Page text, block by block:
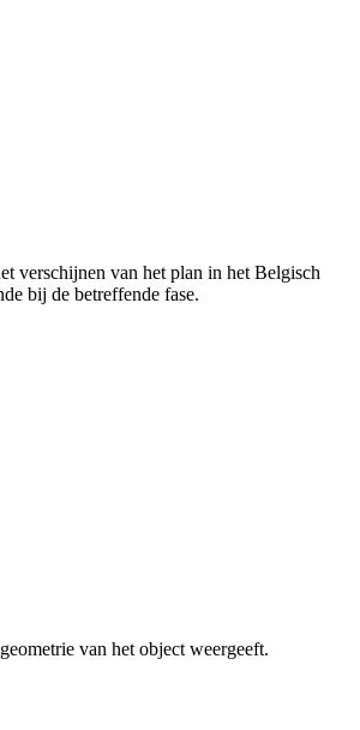
verschijnen van het plan in het Belgisch
bij de betreffende fase.
van het object weergeeft.